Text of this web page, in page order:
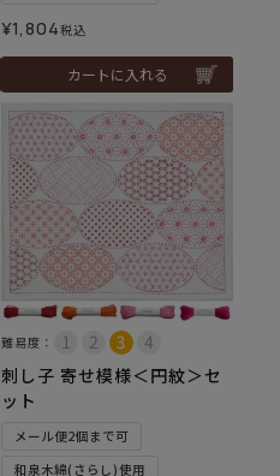
¥1,804税込
カートに入れる
難易度：
刺し子 寄せ模様＜円紋＞セ
ット
メール便2個まで可
和泉木綿(さらし)使用